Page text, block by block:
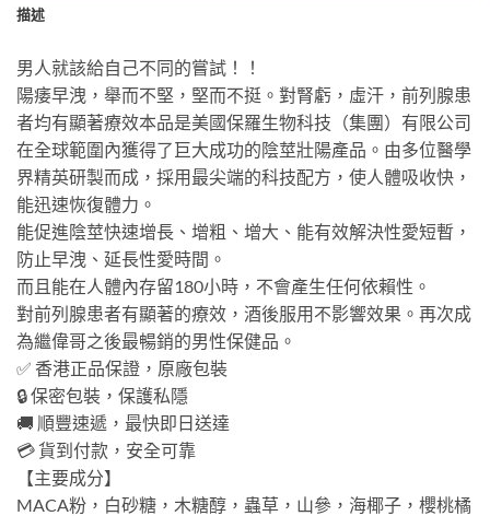
描述
男人就該給自己不同的嘗試！！
陽痿早洩，舉而不堅，堅而不挺。對腎虧，虛汗，前列腺患
者均有顯著療效本品是美國保羅生物科技（集團）有限公司
在全球範圍內獲得了巨大成功的陰莖壯陽產品。由多位醫學
界精英研製而成，採用最尖端的科技配方，使人體吸收快，
能迅速恢復體力。
能促進陰莖快速增長、增粗、增大、能有效解決性愛短暫，
防止早洩、延長性愛時間。
而且能在人體內存留180小時，不會產生任何依賴性。
對前列腺患者有顯著的療效，酒後服用不影響效果。再次成
為繼偉哥之後最暢銷的男性保健品。
✅ 香港正品保證，原廠包裝
🔒 保密包裝，保護私隱
🚚 順豐速遞，最快即日送達
💳 貨到付款，安全可靠
【主要成分】
MACA粉，白砂糖，木糖醇，蟲草，山參，海椰子，櫻桃橘